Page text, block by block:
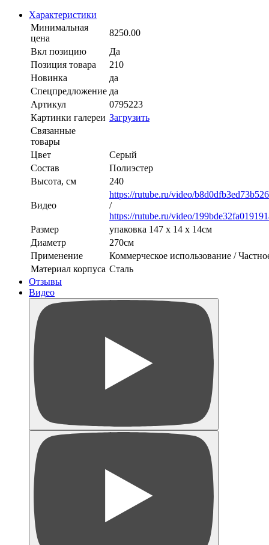
Характеристики
Минимальная
цена
8250.00
Вкл позицию
Да
Позиция товара
210
Новинка
да
Спецпредложение да
Артикул
0795223
Картинки галереи Загрузить
Связанные
товары
Цвет
Cерый
Состав
Полиэстер
Высота, см
240
Видео
https://rutube.ru/video/
/
https://rutube.ru/video/
Размер
упаковка 147 х 14 х 14см
Диаметр
270см
Применение
Коммерческое использование /
Материал корпуса Сталь
Отзывы
Видео